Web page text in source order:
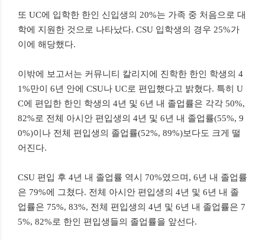
또 UC에 입학한 한인 신입생의 20%는 가족 중 처음으로 대
학에 지원한 것으로 나타났다. CSU 입학생의 경우 25%가
이에 해당했다.
이밖에 보고서는 커뮤니티 칼리지에 진학한 한인 학생의 4
1%만이 6년 안에 CSU나 UC로 편입했다고 밝혔다. 특히 U
C에 편입한 한인 학생의 4년 및 6년 내 졸업률은 각각 50%,
82%로 전체 아시안 편입생의 4년 및 6년 내 졸업률(55%, 9
0%)이나 전체 편입생의 졸업률(52%, 89%)보다도 크게 떨
어진다.
CSU 편입 후 4년 내 졸업률 역시 70%였으며, 6년 내 졸업률
은 79%에 그쳤다. 전체 아시안 편입생의 4년 및 6년 내 졸
업률은 75%, 83%, 전체 편입생의 4년 및 6년 내 졸업률은 7
5%, 82%로 한인 편입생들의 졸업률을 앞선다.